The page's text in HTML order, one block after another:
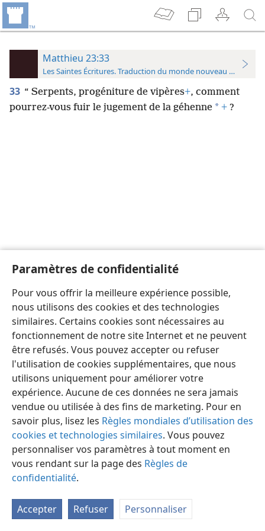
Paramètres de confidentialité
Pour vous offrir la meilleure expérience possible,
nous utilisons des cookies et des technologies
similaires. Certains cookies sont nécessaires au
fonctionnement de notre site Internet et ne peuvent
être refusés. Vous pouvez accepter ou refuser
l'utilisation de cookies supplémentaires, que nous
utilisons uniquement pour améliorer votre
expérience. Aucune de ces données ne sera jamais
vendue ou utilisée à des fins de marketing. Pour en
savoir plus, lisez les Règles mondiales d’utilisation des
cookies et technologies similaires. Vous pouvez
personnaliser vos paramètres à tout moment en
vous rendant sur la page des Règles de
confidentialité.
Accepter Refuser Personnaliser
Matthieu 23:33
Les Saintes Écritures. Traduction du monde nouveau (avec
33 “ Serpents, progéniture de vipères+, comment
pourrez-​vous fuir le jugement de la géhenne * + ?
Préférences
Copyright© 2026 Watch Tower Bible and Tract Society of Pennsylvania
Conditions d’utilisation
Règles de confidentialité
Paramètres de confidentialité
JW.ORG Se connecter